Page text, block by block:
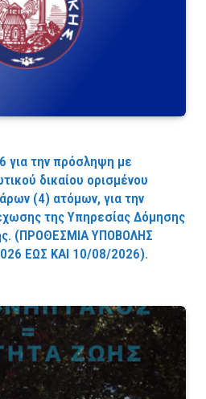
για την πρόσληψη με
δικαίου ορισμένου
(4) ατόμων, για την
της Υπηρεσίας Δόμησης
(ΠPOΘEΣMIA YΠOBOΛHΣ
EΩΣ KAI 10/08/2026).